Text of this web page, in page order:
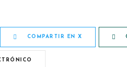
COMPARTIR EN X